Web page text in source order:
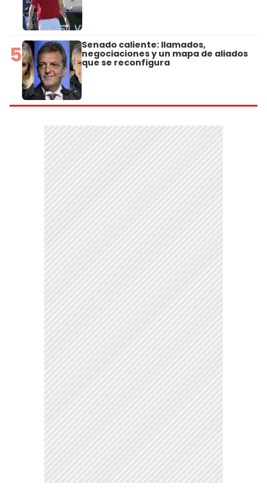
5 Senado caliente: llamados,
negociaciones y un mapa de aliados
que se reconfigura